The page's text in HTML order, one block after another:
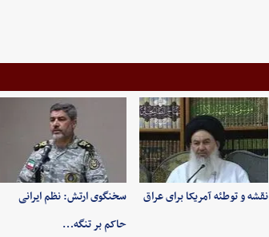
نقشه و توطئه آمریکا برای عراق
سخنگوی ارتش: نظم ایرانی
حاکم بر تنگه…